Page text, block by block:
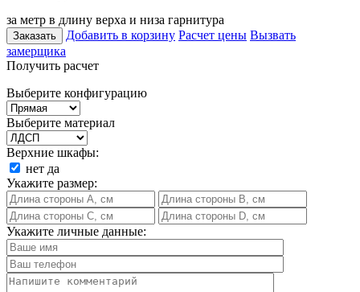
за метр в длину верха и низа гарнитура
Заказать Добавить в корзину Расчет цены Вызвать
замерщика
Получить расчет
Выберите конфигурацию
Выберите материал
Верхние шкафы:
нет да
Укажите размер:
Укажите личные данные: